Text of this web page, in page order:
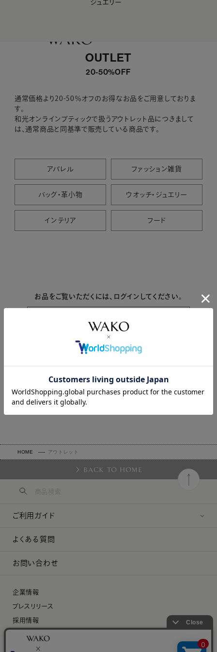
WAKO Membership Program連携はこちら
ジュエリー
OUTLET
20-50%OFF
通常価格より20-50％オフのお得なお品をご用意しておりま
す。
和光オンラインブティックで扱うアウトレット品につきまして
は、通常商品と同基準で販売している商品です。
アパレル ファッション雑貨
バッグ・革小物 ウオッチ・ジュエリー
インテリア フード
お品をご覧いただくには、ログインしてください。
最近ご覧になった商品
HOME アウトレット
BACK TO HOME
ご利用ガイド
よくある質問
お問い合わせ
企業情報
プレスリリース
採用情報
特定商取引に関する法律に基づく表示
プライバシーポリシー